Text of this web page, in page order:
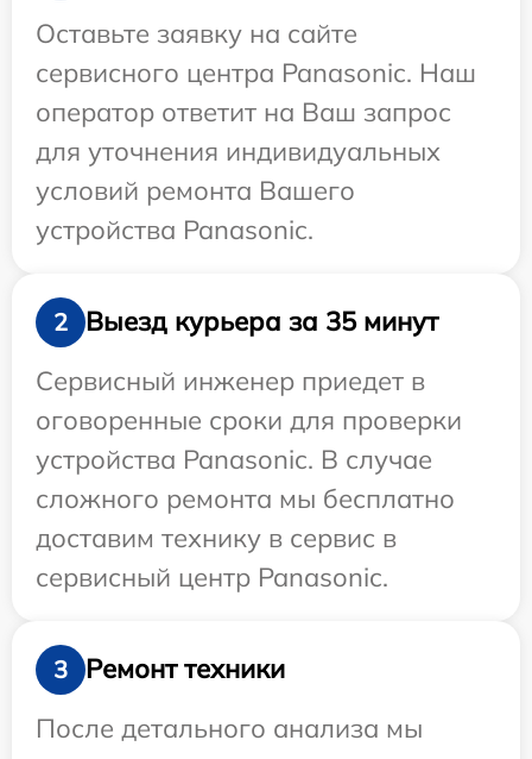
Оставьте заявку на сайте
сервисного центра Panasonic. Наш
оператор ответит на Ваш запрос
для уточнения индивидуальных
условий ремонта Вашего
устройства Panasonic.
2
Выезд курьера за 35 минут
Сервисный инженер приедет в
оговоренные сроки для проверки
устройства Panasonic. В случае
сложного ремонта мы бесплатно
доставим технику в сервис в
сервисный центр Panasonic.
3
Ремонт техники
После детального анализа мы